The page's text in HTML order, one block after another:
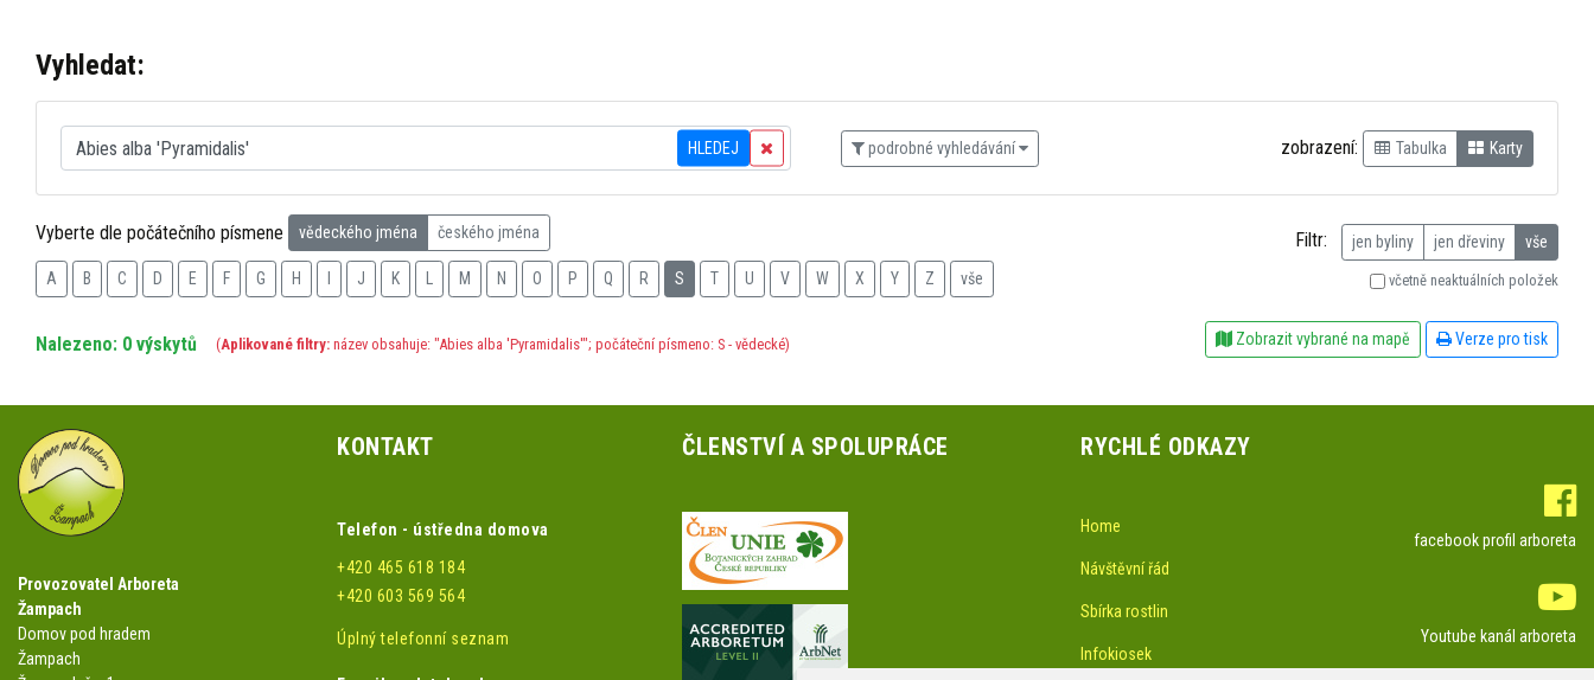
Vyhledat:
HLEDEJ podrobné vyhledávání zobrazení: Tabulka Karty
Vyberte dle počátečního písmene vědeckého jména českého jména
A B C D E F G H J K M N O P Q R S T U V W X Y Z vše
Filtr: jen byliny jen dřeviny vše
včetně neaktuálních položek
Nalezeno: 0 výskytů (Aplikované filtry: název obsahuje: "Abies alba 'Pyramidalis'"; počáteční písmeno: S - vědecké) Zobrazit vybrané na mapě Verze pro tisk
Provozovatel Arboreta
Žampach
Domov pod hradem
Žampach
KONTAKT
Telefon - ústředna domova
+420 465 618 184
+420 603 569 564
Úplný telefonní seznam
ČLENSTVÍ A SPOLUPRÁCE RYCHLÉ ODKAZY
Home
Návštěvní řád
Sbírka rostlin
Infokiosek
facebook profil arboreta
Youtube kanál arboreta